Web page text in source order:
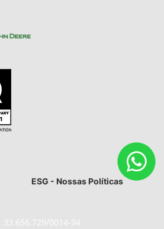
ESG - Nossas Políticas
33.656.729/0014-94